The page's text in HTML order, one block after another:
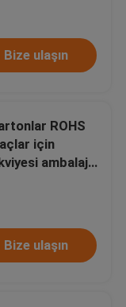
Küresel
Bize ulaşın
ROHS
için
ambalaj
Bize ulaşın